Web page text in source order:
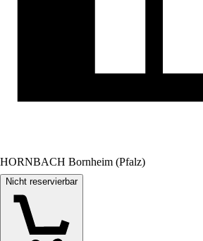
HORNBACH Bornheim (Pfalz)
Nicht reservierbar